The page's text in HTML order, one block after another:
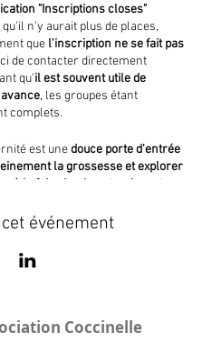
"Inscriptions closes"
qu'il n'y aurait plus de places,
que l'inscription ne se fait pas
de contacter directement
qu'il est souvent utile de
, les groupes étant
complets.
est unedouce porte d'entrée
la grossesse et explorer
à la fois simples et puissantes
(dont contact et tarifs)
événement
Coccinelle